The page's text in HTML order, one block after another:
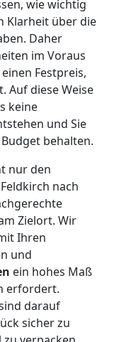
wie wichtig
Klarheit über die
Daher
im Voraus
Festpreis,
Auf diese Weise
keine
und Sie
behalten.
nur den
nach
Zielort. Wir
Ihren
und
ein hohes Maß
erfordert.
darauf
sicher zu